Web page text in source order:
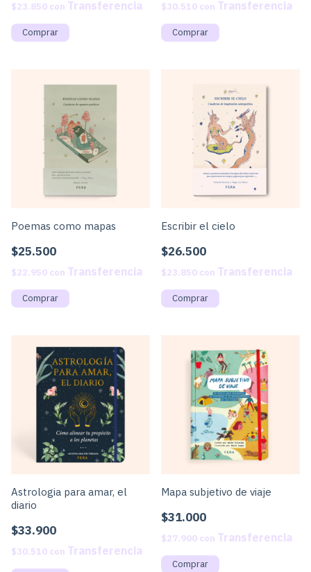
$23.850 con $30.510 con
Poemas como mapas
$25.500
$22.950 con
Escribir el cielo
$26.500
$23.850 con
Astrologia para amar, el
diario
$33.900
$30.510 con
Mapa subjetivo de viaje
$31.000
$27.900 con